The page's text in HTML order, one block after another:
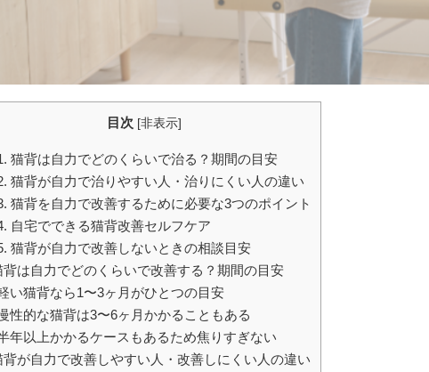
目次 [非表示]
猫背は自力でどのくらいで治る？期間の目安
猫背が自力で治りやすい人・治りにくい人の違い
猫背を自力で改善するために必要な3つのポイント
自宅でできる猫背改善セルフケア
猫背が自力で改善しないときの相談目安
背は自力でどのくらいで改善する？期間の目安
い猫背なら1〜3ヶ月がひとつの目安
性的な猫背は3〜6ヶ月かかることもある
年以上かかるケースもあるため焦りすぎない
背が自力で改善しやすい人・改善しにくい人の違い